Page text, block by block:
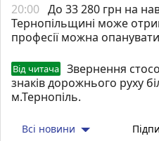
20:00 До 33 280 грн на
Тернопільщині може
професії можна опанувати
Від читача
Звернення
знаків дорожнього руху
м.Тернопіль.
Всі новини